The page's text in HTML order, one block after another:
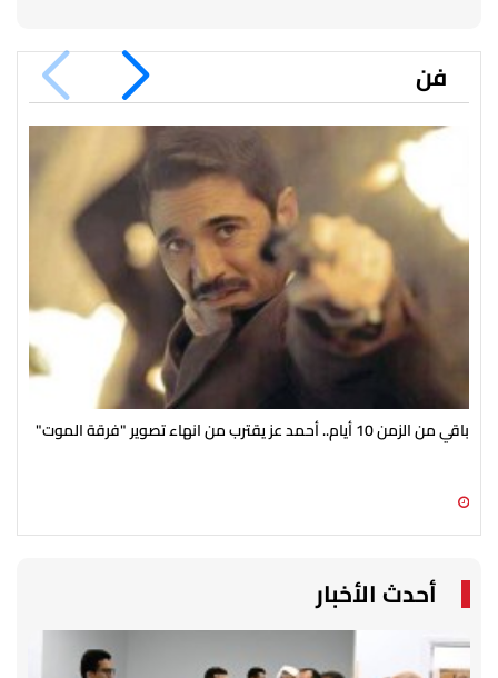
فن
باقي من الزمن 10 أيام.. أحمد عز يقترب من انهاء تصوير "فرقة الموت"
أحدث الأخبار